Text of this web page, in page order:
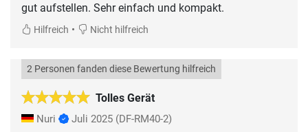
gut aufstellen. Sehr einfach und kompakt.
Hilfreich • Nicht hilfreich
Tolles Gerät
2 Personen fanden diese Bewertung hilfreich
Nuri Juli 2025 (DF-RM40-2)